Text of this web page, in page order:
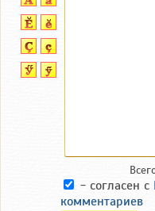
- согласен с
комментариев